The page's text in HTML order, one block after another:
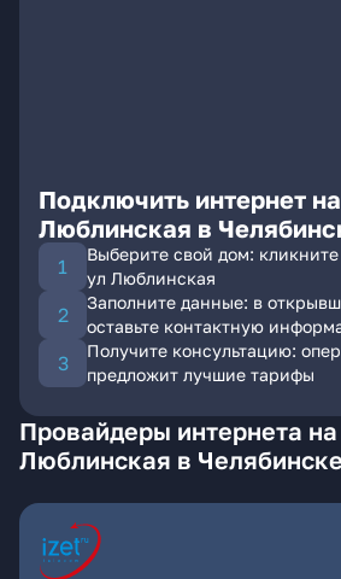
Подключить интернет
Люблинская в
Выберите свой дом:
ул Люблинская
Заполните данные: в
оставьте контактную
Получите консультацию:
предложит лучшие тарифы
Провайдеры интернета на
Люблинская в Челябинске